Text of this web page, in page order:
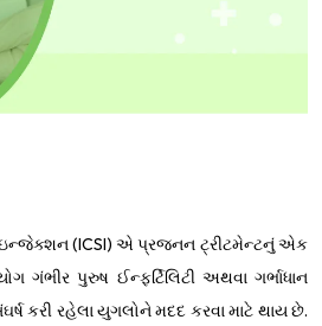
ઇન્જેક્શન (ICSI) એ પ્રજનન ટ્રીટમેન્ટનું એક
ગંભીર પુરુષ ઈન્ફર્ટિલિટી અથવા ગર્ભાધાન
કરી રહેલા યુગલોને મદદ કરવા માટે થાય છે.